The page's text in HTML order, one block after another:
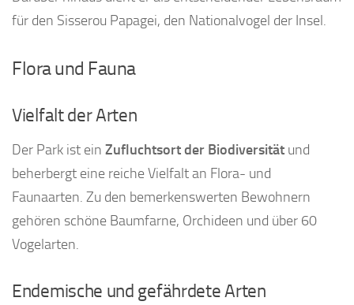
für den Sisserou Papagei, den Nationalvogel der Insel.
Flora und Fauna
Vielfalt der Arten
Der Park ist ein Zufluchtsort der Biodiversität und
beherbergt eine reiche Vielfalt an Flora- und
Faunaarten. Zu den bemerkenswerten Bewohnern
gehören schöne Baumfarne, Orchideen und über 60
Vogelarten.
Endemische und gefährdete Arten